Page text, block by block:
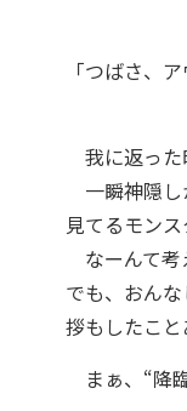
「つばさ、ア
我に返った
一瞬神隠し
見てるモンス
なーんて考
でも、おん
拶もしたこ
まぁ、“降